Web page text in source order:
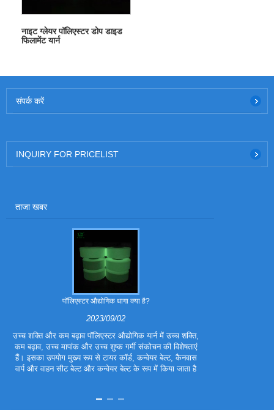
नाइट ग्लेयर पॉलिएस्टर डोप डाइड
फिलामेंट यार्न
संपर्क करें
INQUIRY FOR PRICELIST
ताजा खबर
पॉलिएस्टर औद्योगिक धागा क्या है?
2023/09/02
उच्च शक्ति और कम बढ़ाव पॉलिएस्टर औद्योगिक यार्न में उच्च शक्ति,
कम बढ़ाव, उच्च मापांक और उच्च शुष्क गर्मी संकोचन की विशेषताएं
हैं। इसका उपयोग मुख्य रूप से टायर कॉर्ड, कन्वेयर बेल्ट, कैनवास
वार्प और वाहन सीट बेल्ट और कन्वेयर बेल्ट के रूप में किया जाता है